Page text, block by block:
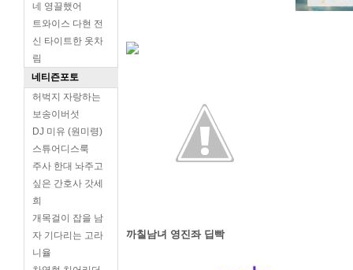
네 영끌했어
트와이스 다현 전
신 타이트한 옷차
림
네티즌포토
허벅지 자랑하는
보송이버섯
DJ 미유 (원미령)
스튜어디스룩
주사 한대 놔주고
싶은 간호사 갓세
희
개목걸이 잡을 남
자 기다리는 고라
니율
까칠남녀 영진좌 딥빡